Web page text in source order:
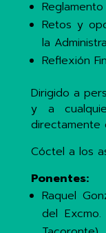
Retos y
la
Reflexión
Dirigido a
y a
directamente
Cóctel a los
Ponentes:
Raquel
del